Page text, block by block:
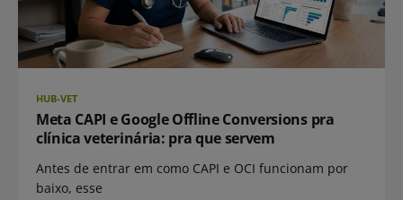
HUB-VET
Meta CAPI e Google Offline Conversions pra
clínica veterinária: pra que servem
Antes de entrar em como CAPI e OCI funcionam por
baixo, esse